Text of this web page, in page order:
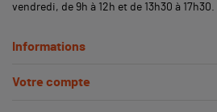
vendredi, de 9h à 12h et de 13h30 à 17h30.
Informations
Votre compte